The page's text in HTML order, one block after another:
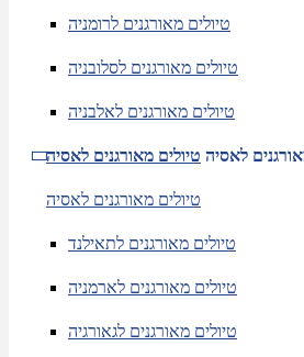
טיולים מאורגנים לרומניה
טיולים מאורגנים לסלובניה
טיולים מאורגנים לאלבניה
לאסיה טיולים מאורגנים לאסיה
טיולים מאורגנים לאסיה
טיולים מאורגנים לתאילנד
טיולים מאורגנים לארמניה
טיולים מאורגנים לגאורגיה